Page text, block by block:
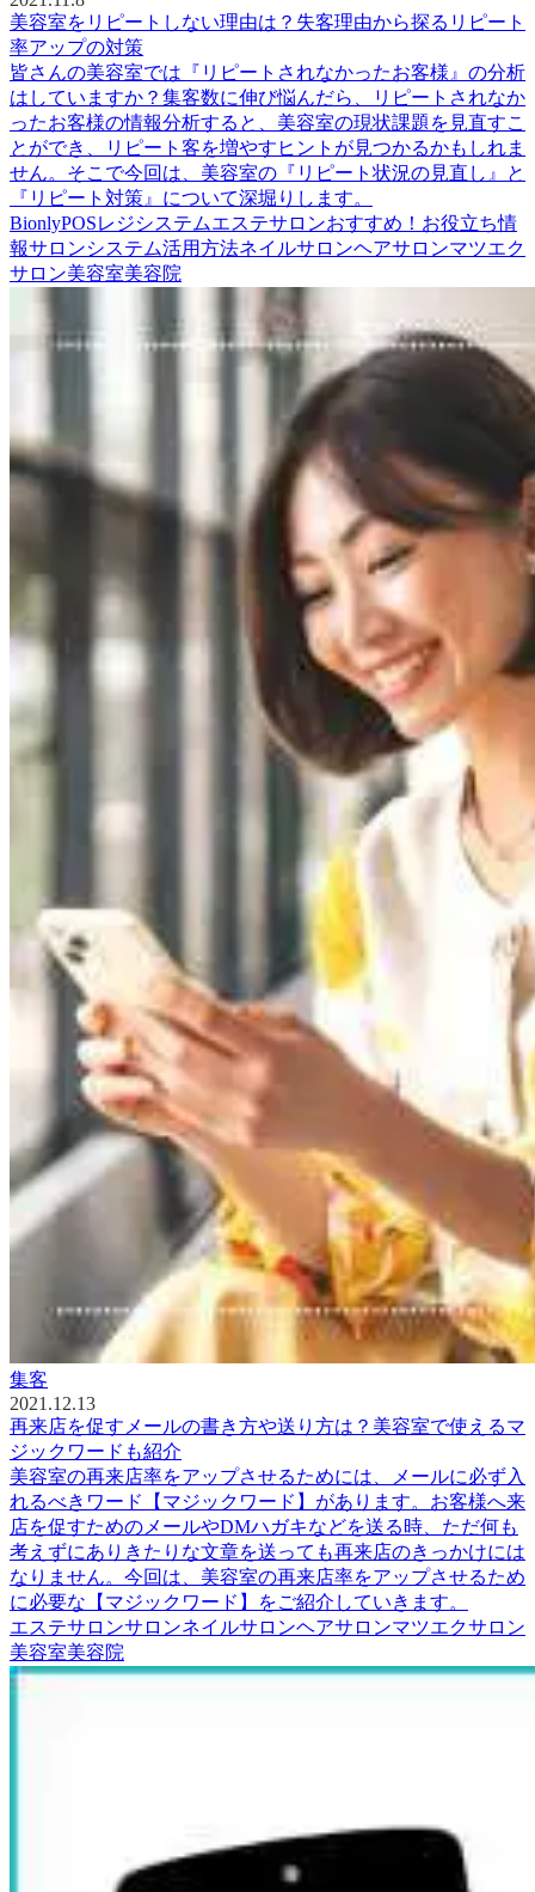
美容室をリピートしない理由は？失客理由から探るリピート
率アップの対策
皆さんの美容室では『リピートされなかったお客様』の分析
はしていますか？集客数に伸び悩んだら、リピートされなか
ったお客様の情報分析すると、美容室の現状課題を見直すこ
とができ、リピート客を増やすヒントが見つかるかもしれま
せん。そこで今回は、美容室の『リピート状況の見直し』と
『リピート対策』について深堀りします。
BionlyPOSレジシステムエステサロンおすすめ！ お役立ち情
報サロンシステム活用方法ネイルサロンヘアサロンマツエク
サロン美容室美容院
集客
2021.12.13
再来店を促すメールの書き方や送り方は？美容室で使えるマ
ジックワードも紹介
美容室の再来店率をアップさせるためには、メールに必ず入
れるべきワード【マジックワード】があります。お客様へ来
店を促すためのメールやDMハガキなどを送る時、ただ何も
考えずにありきたりな文章を送っても再来店のきっかけには
なりません。今回は、美容室の再来店率をアップさせるため
に必要な【マジックワード】をご紹介していきます。
エステサロンサロンネイルサロンヘアサロンマツエクサロン
美容室美容院